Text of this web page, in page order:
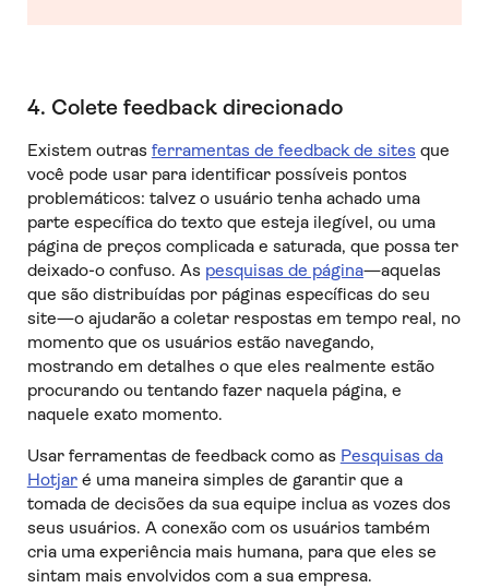
4. Colete feedback direcionado
Existem outras ferramentas de feedback de sites que
você pode usar para identificar possíveis pontos
problemáticos: talvez o usuário tenha achado uma
parte específica do texto que esteja ilegível, ou uma
página de preços complicada e saturada, que possa ter
deixado-o confuso. As pesquisas de página—aquelas
que são distribuídas por páginas específicas do seu
site—o ajudarão a coletar respostas em tempo real, no
momento que os usuários estão navegando,
mostrando em detalhes o que eles realmente estão
procurando ou tentando fazer naquela página, e
naquele exato momento.
Usar ferramentas de feedback como as Pesquisas da
Hotjaré uma maneira simples de garantir que a
tomada de decisões da sua equipe inclua as vozes dos
seus usuários. A conexão com os usuários também
cria uma experiência mais humana, para que eles se
sintam mais envolvidos com a sua empresa.